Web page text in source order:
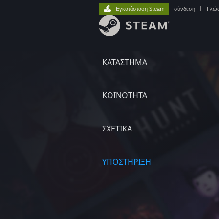
ΚΑΤΑΣΤΗΜΑ
ΚΟΙΝΟΤΗΤΑ
ΣΧΕΤΙΚΆ
ΥΠΟΣΤΗΡΙΞΗ
Εγκατάσταση Steam σύνδεση